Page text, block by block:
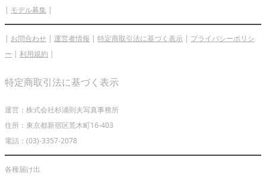
| モデル募集 |
| お問合わせ | 運営者情報 | 特定商取引法に基づく表示 | プライバシーポリシ
ー | 利用規約 |
特定商取引法に基づく表示
運営：株式会社杉浦則夫写真事務所
住所：東京都新宿区荒木町16-403
電話：(03)-3357-2078
各種届け出